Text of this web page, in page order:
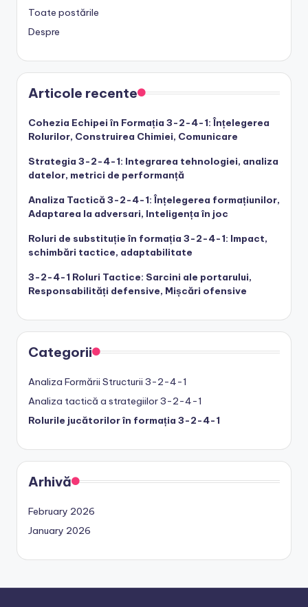
Toate postările
Despre
Articole recente
Cohezia Echipei în Formația 3-2-4-1: Înțelegerea
Rolurilor, Construirea Chimiei, Comunicare
Strategia 3-2-4-1: Integrarea tehnologiei, analiza
datelor, metrici de performanță
Analiza Tactică 3-2-4-1: Înțelegerea formațiunilor,
Adaptarea la adversari, Inteligența în joc
Roluri de substituție în formația 3-2-4-1: Impact,
schimbări tactice, adaptabilitate
3-2-4-1 Roluri Tactice: Sarcini ale portarului,
Responsabilități defensive, Mișcări ofensive
Categorii
Analiza Formării Structurii 3-2-4-1
Analiza tactică a strategiilor 3-2-4-1
Rolurile jucătorilor în formația 3-2-4-1
Arhivă
February 2026
January 2026